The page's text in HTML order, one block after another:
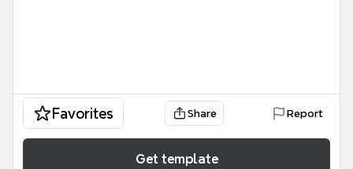
Favorites Share Report
Get template